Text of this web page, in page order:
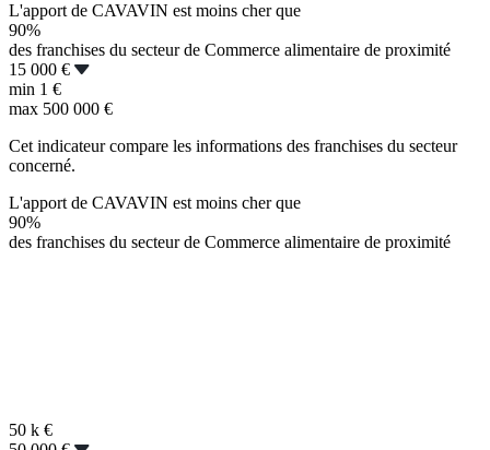
L'apport de CAVAVIN est moins cher que
90%
des franchises du secteur de Commerce alimentaire de proximité
15 000 €
min 1 €
max 500 000 €
Cet indicateur compare les informations des franchises du secteur
concerné.
L'apport de CAVAVIN est moins cher que
90%
des franchises du secteur de Commerce alimentaire de proximité
50 k €